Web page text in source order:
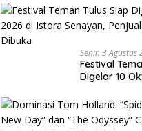
yang Jadi
Senin 3 Agustus
Festival
Digelar 10
Resmi